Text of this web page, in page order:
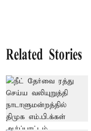
Related Stories